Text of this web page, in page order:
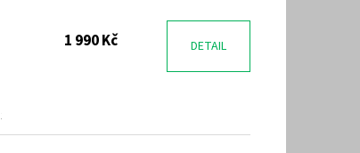
38
1 990 Kč DETAIL